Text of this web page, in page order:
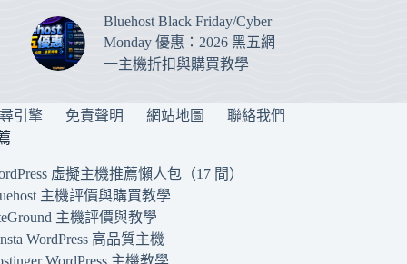
Bluehost Black Friday/Cyber
Monday 優惠：2026 黑五網
一主機折扣與購買教學
引擎 免責聲明 網站地圖 聯絡我們
虛擬主機推薦懶人包（17 間）
主機評價與購買教學
主機評價與教學
WordPress 高品質主機
WordPress 主機教學